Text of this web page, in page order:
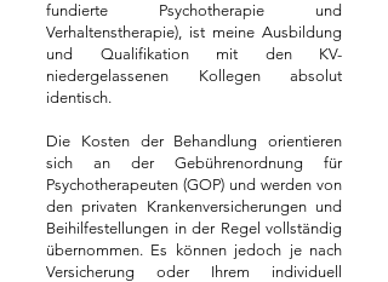
fundierte Psychotherapie und
Verhaltenstherapie), ist meine Ausbildung
und Qualifikation mit den KV-
niedergelassenen Kollegen absolut
identisch.
Die Kosten der Behandlung orientieren
sich an der Gebührenordnung für
Psychotherapeuten (GOP) und werden von
den privaten Krankenversicherungen und
Beihilfestellungen in der Regel vollständig
übernommen. Es können jedoch je nach
Versicherung oder Ihrem individuell